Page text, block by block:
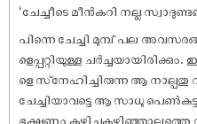
‘ചേച്ചീടെ മീൻകറി നല്ല
പിന്നെ ചേച്ചി മുമ്പ് പല
ളെപ്പറ്റിയുള്ള
ളെ സ്‌നേഹിച്ചിരുന്ന ആ നാല്പതു
ചേച്ചിയാവട്ടെ ആ സാധു
ഭക്ഷണം